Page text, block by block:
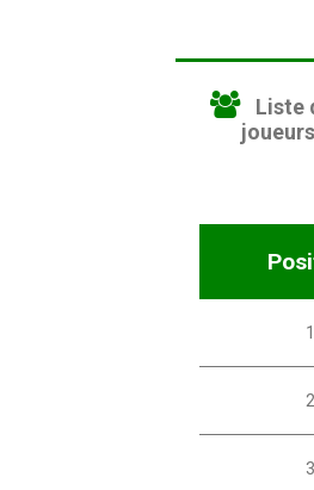
Liste
joueurs
1
2
3